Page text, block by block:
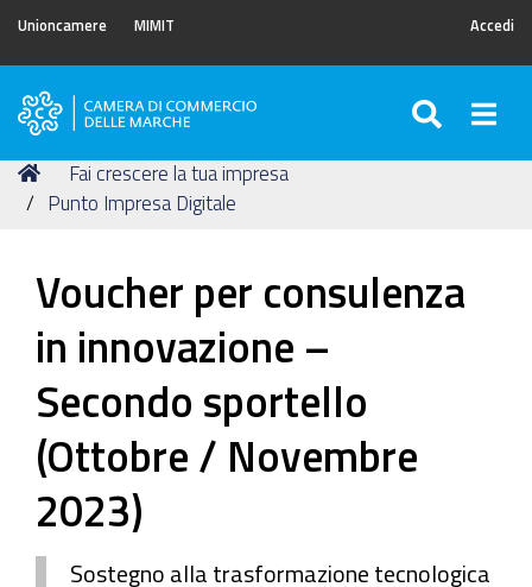
Unioncamere MIMIT Accedi
Camera
Commercio
delle
Tu
sei
Home
Fai crescere la tua impresa
Punto Impresa Digitale
Voucher per consulenza
in innovazione –
Secondo sportello
(Ottobre / Novembre
2023)
Sostegno alla trasformazione tecnologica